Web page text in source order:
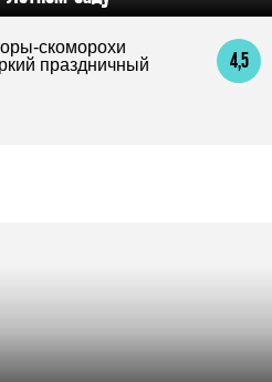
4,5
скоморохи
праздничный